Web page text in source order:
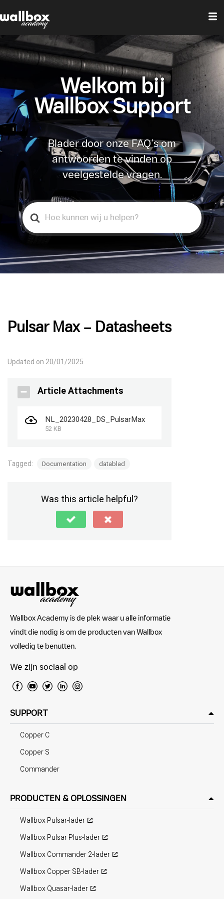
Welkom bij
Wallbox Support
Blader door onze FAQ’s om
antwoorden te vinden op
veelgestelde vragen.
Search
For
Pulsar Max – Datasheets
Updated on 20/01/2025
Article Attachments
NL_20230428_DS_PulsarMax
52 KB
Tagged: Documentation datablad
Was this article helpful?
Wallbox Academy is de plek waar u alle informatie
vindt die nodig is om de producten van Wallbox
volledig te benutten.
We zijn sociaal op
SUPPORT
Copper C
Copper S
Commander
PRODUCTEN & OPLOSSINGEN
Wallbox Pulsar-lader
Wallbox Pulsar Plus-lader
Wallbox Commander 2-lader
Wallbox Copper SB-lader
Wallbox Quasar-lader